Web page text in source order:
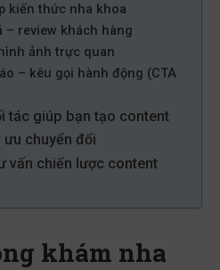
kiến thức nha khoa
– review khách hàng
ảnh trực quan
– kêu gọi hành động (CTA
tác giúp bạn tạo content
ưu chuyển đổi
vấn chiến lược content
khám nha